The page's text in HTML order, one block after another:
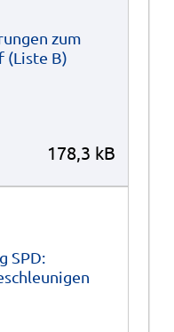
zum
(Liste B)
178,3 kB
SPD: